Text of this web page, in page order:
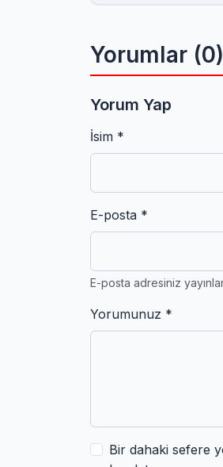
Yorumlar (0)
Yorum Yap
İsim *
E-posta *
E-posta adresiniz
Yorumunuz *
Bir dahaki sefere